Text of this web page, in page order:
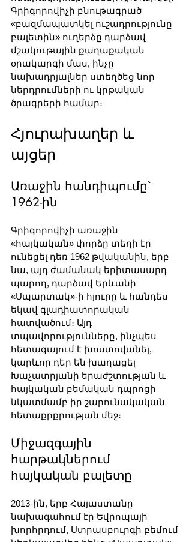
Գրիգորովիչի բնութագրած
«բազմապատկել ուշադրությունը
բալետին» ուղերձը դարձավ
մշակութային քաղաքական
օրակարգի մաս, ինչը
նախադրյալներ ստեղծեց նոր
ներդրումների ու կրթական
ծրագրերի համար։
Հյուրախաղեր և
այցեր
Առաջին հանդիպումը՝
1962-ին
Գրիգորովիչի առաջին
«հայկական» փորձը տեղի էր
ունեցել դեռ 1962 թվականին, երբ
նա, այդ ժամանակ երիտասարդ
պարող, դարձավ Երևանի
«Սպարտակ»-ի հյուրը և հանդես
եկավ գլադիատորական
հատվածում։ Այդ
տպավորությունները, ինչպես
հետագայում է խոստովանել,
կարևոր դեր են խաղացել
Խաչատրյանի երաժշտության և
հայկական բեմական դպրոցի
նկատմամբ իր շարունակական
հետաքրքրության մեջ։
Միջազգային
հարթակներում
հայկական բալետը
2013-ին, երբ Հայաստանը
նախագահում էր Եվրոպայի
խորհրդում, Ստրասբուրգի բեմում